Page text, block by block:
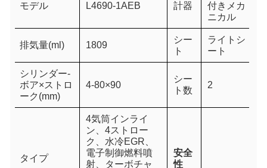
モデル L4690-1AEB 計器
付きメカ
ニカル
排気量(ml) 1809
シー
ト
ライトシ
ート
シリンダー-
ボア×ストロ
ーク(mm)
4-80×90
シー
ト数
2
タイプ
4気筒インライ
ン、4ストロー
ク、水冷EGR、
電子制御燃料噴
射、ターボチャ
安全
性